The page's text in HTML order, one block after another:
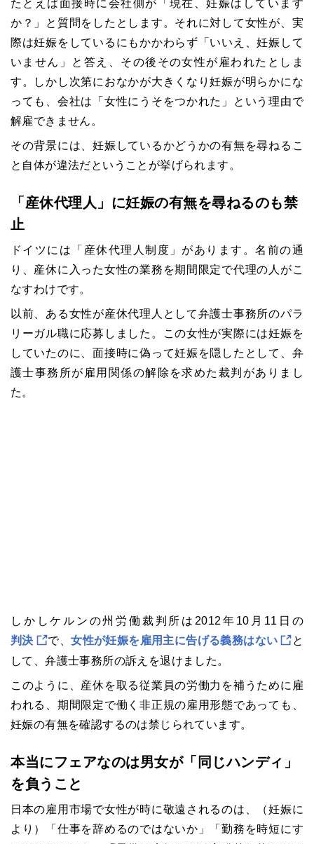
たとえば面接時に会社側が「現在、妊娠はしています
か？」と質問をしたとします。それに対して女性が、実
際は妊娠をしているにもかかわらず「いいえ、妊娠して
いません」と答え、その後その女性が雇われたとしま
す。しかし次第におなかが大きくなり妊娠が明らかにな
っても、会社は「女性にうそをつかれた」という理由で
解雇できません。
その背景には、妊娠しているかどうかの有無を尋ねるこ
と自体が違法だということが挙げられます。
「産休代理人」に妊娠の有無を尋ねるのも禁
止
ドイツには「産休代理人制度」があります。名前の通
り、産休に入った女性の業務を期間限定で代理の人がこ
なすわけです。
以前、ある女性が産休代理人として弁護士事務所のパラ
リーガル職に応募しました。この女性が実際には妊娠を
していたのに、面接時に偽って妊娠を隠したとして、弁
護士事務所が雇用関係の解除を求めた裁判がありまし
た。
しかしケルンの州労働裁判所は 2012 年 10 月 11 日の
判決
で、女性が妊娠を雇用主に告げる義務はない
と
して、弁護士事務所の訴えを退けました。
このように、産休を取る従業員の労働力を補うために雇
われる、期間限定で働く非正規の雇用形態であっても、
妊娠の有無を確認するのは禁じられています。
本当にフェアなのは男女が「同じハンディ」
を負うこと
日本の雇用市場で女性が時に敬遠されるのは、（妊娠に
より）「仕事を辞めるのではないか」「勤務を時短にす